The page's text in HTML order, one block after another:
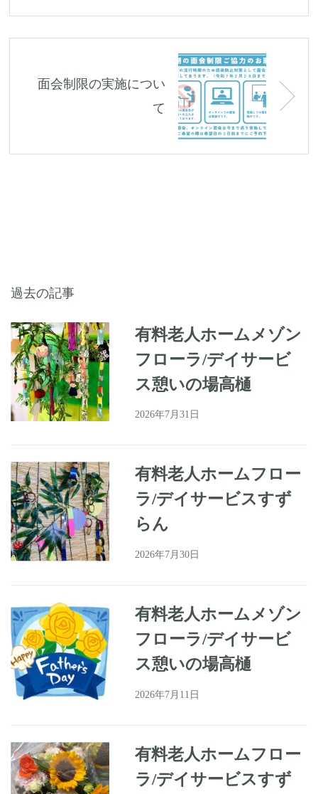
面会制限の実施につい
て
過去の記事
有料老人ホームメゾン
フローラ/デイサービ
ス憩いの場高樋
2026年7月31日
有料老人ホームフロー
ラ/デイサービスすず
らん
2026年7月30日
有料老人ホームメゾン
フローラ/デイサービ
ス憩いの場高樋
2026年7月11日
有料老人ホームフロー
ラ/デイサービスすず